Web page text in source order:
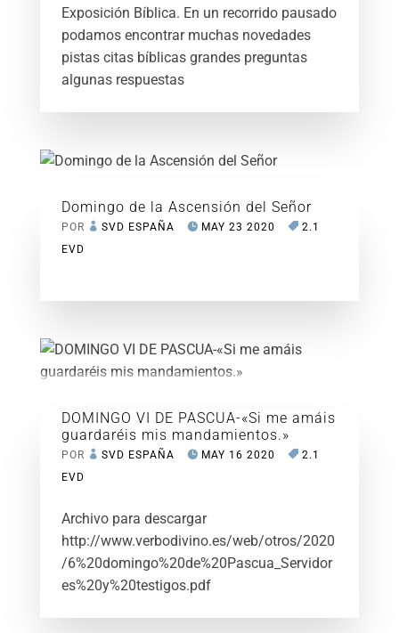
Exposición Bíblica. En un recorrido pausado
podamos encontrar muchas novedades
pistas citas bíblicas grandes preguntas
algunas respuestas
Domingo de la Ascensión del Señor
POR SVD ESPAÑA MAY 23 2020
2.1
EVD
DOMINGO VI DE PASCUA-«Si me amáis
guardaréis mis mandamientos.»
POR SVD ESPAÑA MAY 16 2020
2.1
EVD
Archivo para descargar
http://www.verbodivino.es/web/otros/2020
/6%20domingo%20de%20Pascua_Servidor
es%20y%20testigos.pdf